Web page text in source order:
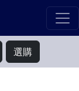
選購